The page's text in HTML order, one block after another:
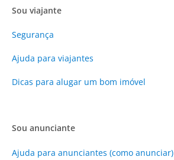
Sou viajante
Segurança
Ajuda para viajantes
Dicas para alugar um bom imóvel
Sou anunciante
Ajuda para anunciantes (como anunciar)